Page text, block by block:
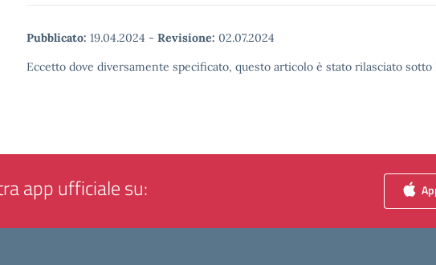
Pubblicato: 19.04.2024 - Revisione: 02.07.2024
Eccetto dove diversamente specificato, questo articolo è stato rilasciato
app ufficiale su: